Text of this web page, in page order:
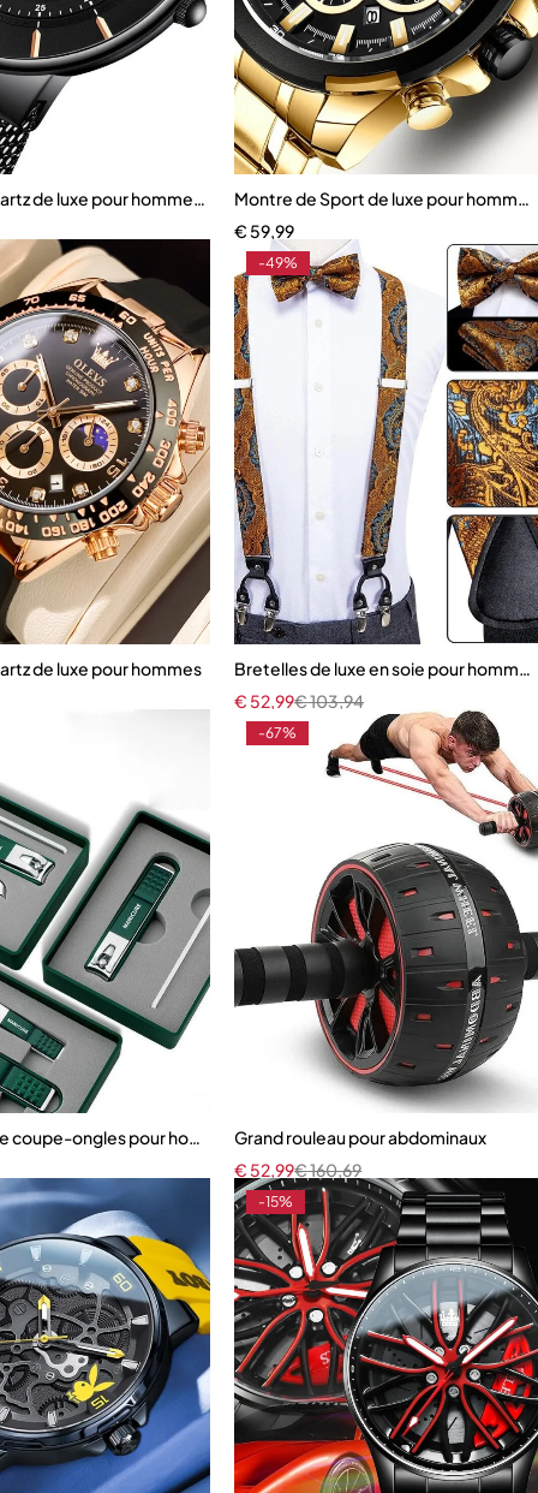
de luxe pour homme, étanche, ultra fineMontre de Sport de luxe pour
€ 59,99
de luxe pour hommes
-49%
Bretelles de luxe en soie pour hommes
€103,94
€ 52,99
coupe-ongles pour hommes et femmes
-67%
Grand rouleau pour abdominaux
€160,69
€ 52,99
-15%